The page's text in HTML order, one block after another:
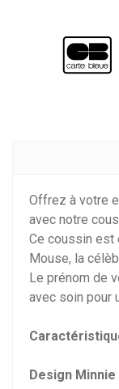
Offrez à votre
avec notre
Ce coussin est
Mouse, la
Le prénom de
avec soin pour
Design Minnie